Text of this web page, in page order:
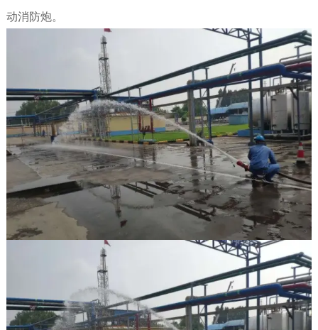
动消防炮。